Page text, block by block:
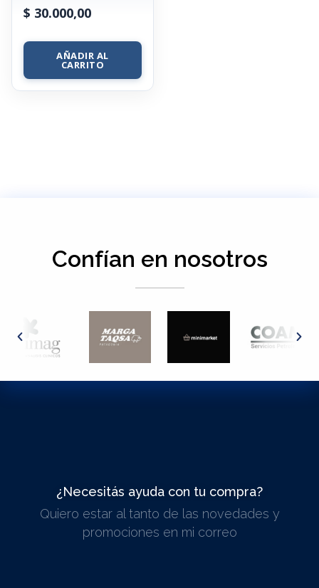
$ 30.000,00
AÑADIR AL
CARRITO
Confían en nosotros
¿Necesitás ayuda con tu compra?
ESCRIBINOS
Quiero estar al tanto de las novedades y
promociones en mi correo